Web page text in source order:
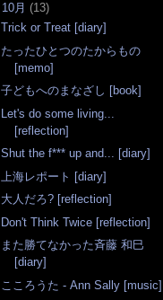
10月 (13)
Trick or Treat [diary]
たったひとつのたからもの
[memo]
子どもへのまなざし [book]
Let's do some living...
[reflection]
Shut the f*** up and... [diary]
上海レポート [diary]
大人だろ? [reflection]
Don't Think Twice [reflection]
また勝てなかった斉藤 和巳
[diary]
こころうた - Ann Sally [music]